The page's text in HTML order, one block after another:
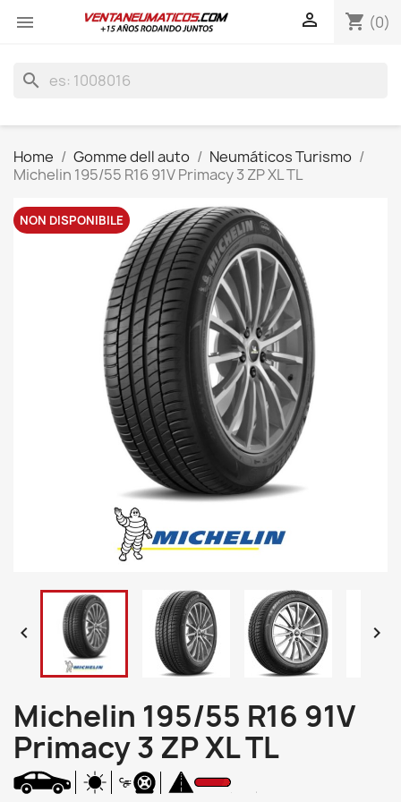
 shopping_cart (0)

search
Home Gomme dell auto
Neumáticos Turismo
Michelin 195/55 R16 91V Primacy 3 ZP XL TL
NON DISPONIBILE
 
Michelin 195/55 R16 91V
Primacy 3 ZP XL TL